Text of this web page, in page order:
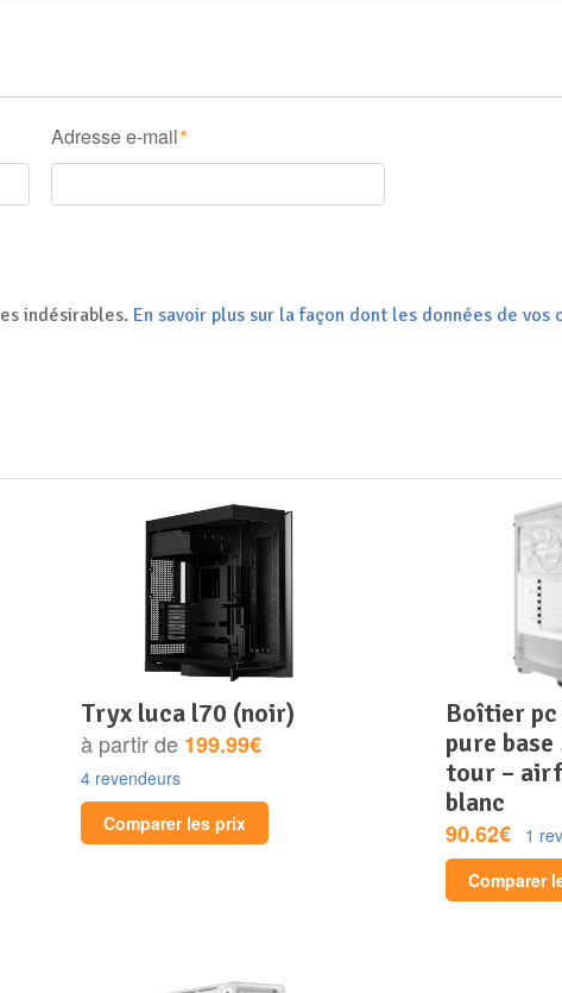
Adresse e-mail *
indésirables. En savoir plus sur la façon dont les données de vos
tryx luca l70 (noir)
à partir de 199.99€
4 revendeurs
Comparer les prix
boîtier pc – be quiet! –
pure
tour –
blanc
90.62€
1
Comparer